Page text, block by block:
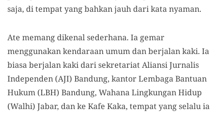
saja, di tempat yang bahkan jauh dari kata nyaman.
Ate memang dikenal sederhana. Ia gemar
menggunakan kendaraan umum dan berjalan kaki. Ia
biasa berjalan kaki dari sekretariat Aliansi Jurnalis
Independen (AJI) Bandung, kantor Lembaga Bantuan
Hukum (LBH) Bandung, Wahana Lingkungan Hidup
(Walhi) Jabar, dan ke Kafe Kaka, tempat yang selalu ia